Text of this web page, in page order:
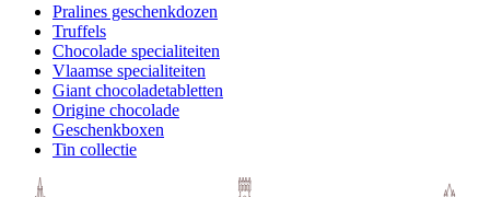
Pralines geschenkdozen
Truffels
Chocolade specialiteiten
Vlaamse specialiteiten
Giant chocoladetabletten
Origine chocolade
Geschenkboxen
Tin collectie